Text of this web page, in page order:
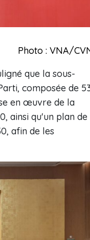
Photo : VNA/
que la sous-
composée de
en œuvre de la
ainsi qu'un plan de
afin de les